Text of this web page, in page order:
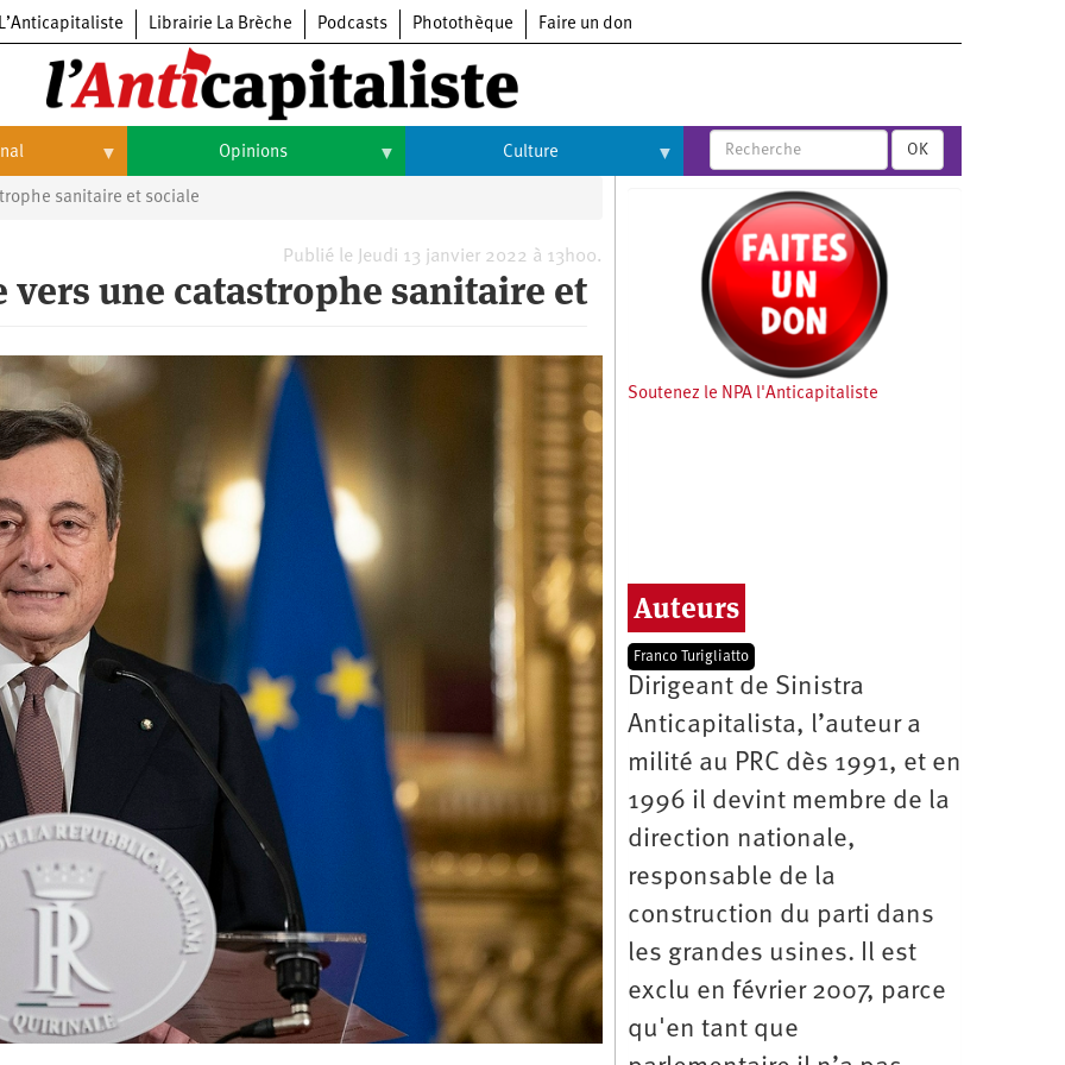
L’Anticapitaliste Librairie La Brèche Podcasts Photothèque Faire un don
Opinions
Opinions
Culture
Arts
Cinéma
Expositions
OK
sanitaire et sociale
Publié le Jeudi 13 janvier 2022 à 13h00.
vers une catastrophe sanitaire et
Soutenez le NPA l'Anticapitaliste
Auteurs
Franco Turigliatto
Dirigeant de Sinistra
Anticapitalista, l’auteur a
milité au PRC dès 1991, et en
1996 il devint membre de la
direction nationale,
responsable de la
construction du parti dans
les grandes usines. Il est
exclu en février 2007, parce
qu'en tant que